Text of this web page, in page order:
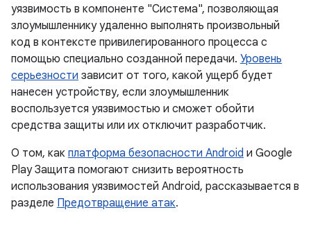
уязвимость в компоненте "Система", позволяющая
злоумышленнику удаленно выполнять произвольный
код в контексте привилегированного процесса с
помощью специально созданной передачи. Уровень
серьезности зависит от того, какой ущерб будет
нанесен устройству, если злоумышленник
воспользуется уязвимостью и сможет обойти
средства защиты или их отключит разработчик.
О том, как платформа безопасности Android и Google
Play Защита помогают снизить вероятность
использования уязвимостей Android, рассказывается в
разделе Предотвращение атак.